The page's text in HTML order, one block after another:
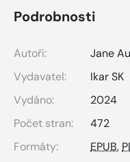
Podrobnosti
Autoři:
Jane
Vydavatel:
Ikar SK
Vydáno:
2024
Počet stran:
472
Formáty:
EPUB,